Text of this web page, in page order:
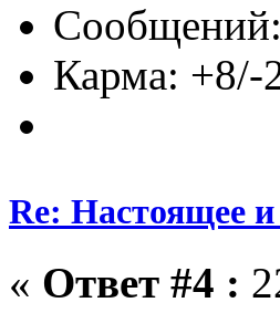
Карма: +8/-
Re: Настоящее
« Ответ #4 :